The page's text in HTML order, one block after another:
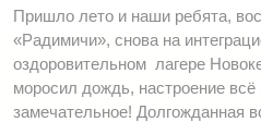
Пришло лето и наши ребята,
«Радимичи», снова на
оздоровительном лагере
моросил дождь, настроение
замечательное! Долгожданная